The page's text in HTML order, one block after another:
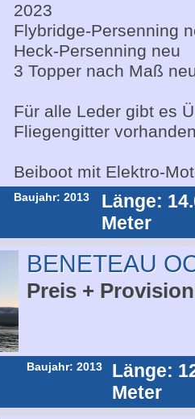
2023
Flybridge-Persenning
Heck-Persenning neu
3 Topper nach Maß
Für alle Leder gibt es
Fliegengitter
Beiboot mit Elektro-
Baujahr: 2013
Länge:
Meter
BENETEAU
Preis +
Baujahr: 2013
Länge:
Meter